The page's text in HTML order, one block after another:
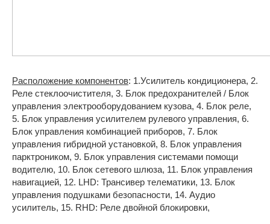
Расположение компонентов: 1.Усилитель кондиционера, 2.
Реле стеклоочистителя, 3. Блок предохранителей / Блок
управления электрооборудованием кузова, 4. Блок реле,
5. Блок управления усилителем рулевого управления, 6.
Блок управления комбинацией приборов, 7. Блок
управления гибридной установкой, 8. Блок управления
парктроником, 9. Блок управления системами помощи
водителю, 10. Блок сетевого шлюза, 11. Блок управления
навигацией, 12. LHD: Трансивер телематики, 13. Блок
управления подушками безопасности, 14. Аудио
усилитель, 15. RHD: Реле двойной блокировки,